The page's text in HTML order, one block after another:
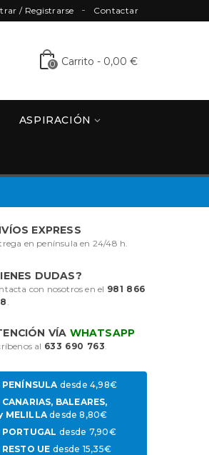
Contactar
/ Registrarse
0 Carrito - 0,00 €
ASPIRACIÓN
EXPRESS
en península en 24/48 h.
DUDAS?
con nosotros en el 981 866
.
VÍA WHATSAPP
al 633 690 763.
PENÍNSULAdesde 4,98€
CANARIAS, BALEARES,
MELILLAdesde 8,80€
PORTUGAL desde 7,90€
RESTO UE desde 15,35€